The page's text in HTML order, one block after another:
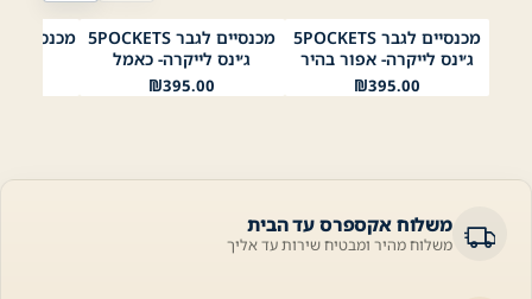
ירוק אוליב
כאמלאפור בהיר
אפור כהה
שחור כחול
נייבי
מכנסיים לגבר 5POCKETS
ג׳ינס לייקרה- אפור בהיר
₪395.00
נייבי כחולשחוראפור כההאפור בהיר
כאמל
ירוק אוליב
מכנסיים לגבר 5POCKETS
ג׳ינס לייקרה- כאמל
₪395.00
משלוח אקספרס עד הבית
משלוח מהיר ומבטיח שירות עד אליך